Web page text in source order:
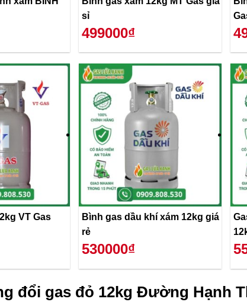
sỉ
499000₫
VT Gas
Bình gas dầu khí xám 12kg giá
rẻ
530000₫
đổi gas đỏ 12kg Đường Hạnh